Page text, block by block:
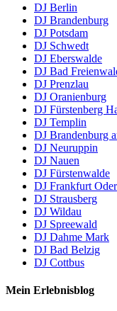
DJ Berlin
DJ Brandenburg
DJ Potsdam
DJ Schwedt
DJ Eberswalde
DJ Bad
DJ Prenzlau
DJ Oranienburg
DJ Fürstenberg
DJ Templin
DJ Brandenburg
DJ Neuruppin
DJ Nauen
DJ Fürstenwalde
DJ Frankfurt Oder
DJ Strausberg
DJ Wildau
DJ Spreewald
DJ Dahme Mark
DJ Bad Belzig
DJ Cottbus
Mein Erlebnisblog